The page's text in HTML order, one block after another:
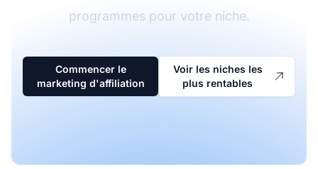
programmes pour votre niche.
Commencer le
marketing d'affiliation
Voir les niches les
plus rentables